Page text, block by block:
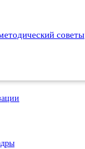
советы